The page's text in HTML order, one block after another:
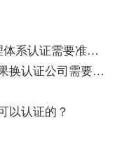
机械加工企业申请iso9001质量管理体系认证需要准备哪些资料
ISO9001体系认证还在有效期，如果换认证公司需要做什么
以认证的？